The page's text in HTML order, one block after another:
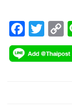
F
ac
e
T
wi
tt p